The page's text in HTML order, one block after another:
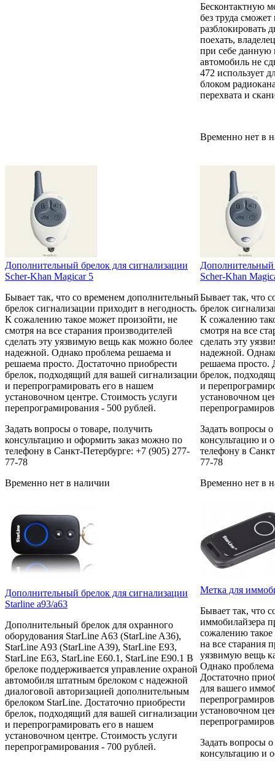
Бесконтактную
без труда
разблокировать
поехать,
при себе данную
автомобиль не
472 использует
блоком
перехвата и
Временно нет в
Дополнительный брелок для сигнализации
Scher-Khan Magicar 5
Бывает так, что со временем дополнительный
брелок сигнализации приходит в негодность.
К сожалению такое может произойти, не
смотря на все старания производителей
сделать эту уязвимую вещь как можно более
надежной. Однако проблема решаема и
решаема просто. Достаточно приобрести
брелок, подходящий для вашей сигнализации
и перепрограмировать его в нашем
установочном центре. Стоимость услуги
перепрограмирования - 500 рублей.
Задать вопросы о товаре, получить
консультацию и оформить заказ можно по
телефону в Санкт-Петербурге: +7 (905) 277-
77-78
Временно нет в наличии
Дополнительный
Scher-Khan
Бывает так, что
брелок
К сожалению
смотря на все
сделать эту
надежной.
решаема просто.
брелок,
и
установочном
Задать вопросы
консультацию и
телефону в
77-78
Временно нет в
Дополнительный брелок для сигнализации
Starline a93/а63
Дополнительный брелок для охранного
оборудования StarLine A63 (StarLine A36),
StarLine A93 (StarLine A39), StarLine E93,
StarLine E63, StarLine E60.1, StarLine E90.1 В
брелоке поддерживается управление охраной
автомобиля штатным брелоком с надежной
диалоговой авторизацией дополнительным
брелоком StarLine. Достаточно приобрести
брелок, подходящий для вашей сигнализации
и перепрограмировать его в нашем
установочном центре. Стоимость услуги
перепрограмирования - 700 рублей.
Метка для
Бывает так, что
иммобилайзера
сожалению
на все старания
уязвимую вещь
Однако
Достаточно
для вашего
установочном
Задать вопросы
консультацию и